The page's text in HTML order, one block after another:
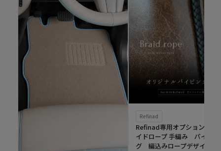
Refinad
Refinad専用オプション ブ
イドロープ 手編み パイピン
グ 編込みロープデザイン